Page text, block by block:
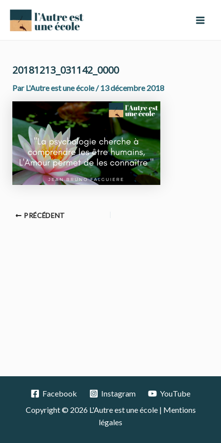
contenu
20181213_031142_0000
ParL'Autre est une école/13 décembre 2018
des
articles
PRÉCÉDENT
Facebook Instagram
YouTube
Copyright © 2026 L'Autre est une école | Mentions
légales